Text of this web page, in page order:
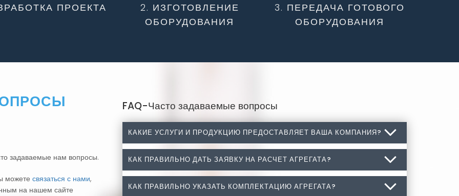
ПРОЕКТА
2. ИЗГОТОВЛЕНИЕ
ОБОРУДОВАНИЯ
3. ПЕРЕДАЧА ГОТОВОГО
ОБОРУДОВАНИЯ
задаваемые нам вопросы.
можете связаться с нами,
на нашем сайте
FAQ-Часто задаваемые вопросы
КАКИЕ УСЛУГИ И ПРОДУКЦИЮ ПРЕДОСТАВЛЯЕТ ВАША КОМПАНИЯ?
Какие услуги и продукцию предоставляет Ваша компания?
Разработка, изготовление, монтаж промышленного холодильного
КАК ПРАВИЛЬНО ДАТЬ ЗАЯВКУ НА РАСЧЕТ АГРЕГАТА?
Как правильно дать заявку на расчет агрегата?
КАК ПРАВИЛЬНО УКАЗАТЬ КОМПЛЕКТАЦИЮ АГРЕГАТА?